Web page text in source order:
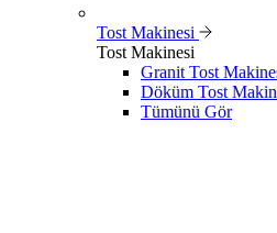
Tost Makinesi
Tost Makinesi
Granit Tost
Döküm Tost
Tümünü Gör